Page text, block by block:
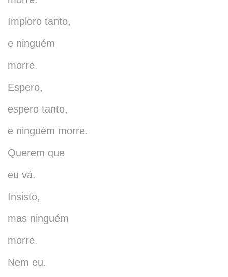
Imploro tanto,
e ninguém
morre.
Espero,
espero tanto,
e ninguém morre.
Querem que
eu vá.
Insisto,
mas ninguém
morre.
Nem eu.